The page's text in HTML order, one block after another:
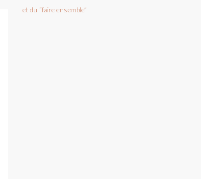
et du “faire ensemble”